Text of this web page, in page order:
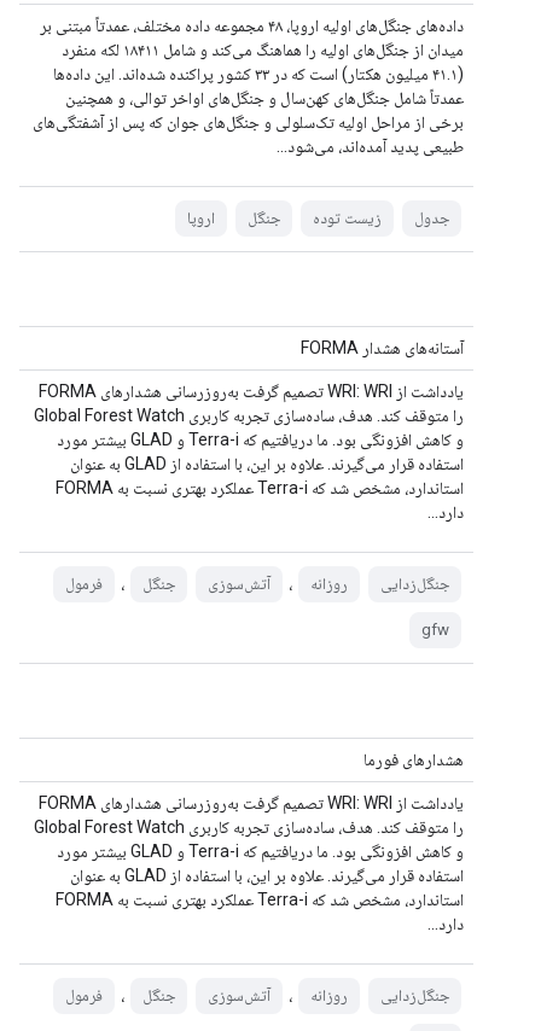
داده‌های جنگل‌های اولیه اروپا، ۴۸ مجموعه داده مختلف، عمدتاً مبتنی بر
میدان از جنگل‌های اولیه را هماهنگ می‌کند و شامل ۱۸۴۱۱ لکه منفرد
(۴۱.۱ میلیون هکتار) است که در ۳۳ کشور پراکنده شده‌اند. این داده‌ها
عمدتاً شامل جنگل‌های کهن‌سال و جنگل‌های اواخر توالی، و همچنین
برخی از مراحل اولیه تک‌سلولی و جنگل‌های جوان که پس از آشفتگی‌های
طبیعی پدید آمده‌اند، می‌شود...
جدول زیست توده جنگل اروپا
آستانه‌های هشدار FORMA
یادداشت از WRI: WRI تصمیم گرفت به‌روزرسانی هشدارهای FORMA
را متوقف کند. هدف، ساده‌سازی تجربه کاربری Global Forest Watch
و کاهش افزونگی بود. ما دریافتیم که Terra-i و GLAD بیشتر مورد
استفاده قرار می‌گیرند. علاوه بر این، با استفاده از GLAD به عنوان
استاندارد، مشخص شد که Terra-i عملکرد بهتری نسبت به FORMA
دارد...
جنگل‌زدایی روزانه ، آتش‌سوزی جنگل ، فرمول
gfw
هشدارهای فورما
یادداشت از WRI: WRI تصمیم گرفت به‌روزرسانی هشدارهای FORMA
را متوقف کند. هدف، ساده‌سازی تجربه کاربری Global Forest Watch
و کاهش افزونگی بود. ما دریافتیم که Terra-i و GLAD بیشتر مورد
استفاده قرار می‌گیرند. علاوه بر این، با استفاده از GLAD به عنوان
استاندارد، مشخص شد که Terra-i عملکرد بهتری نسبت به FORMA
دارد...
جنگل‌زدایی روزانه ، آتش‌سوزی جنگل ، فرمول